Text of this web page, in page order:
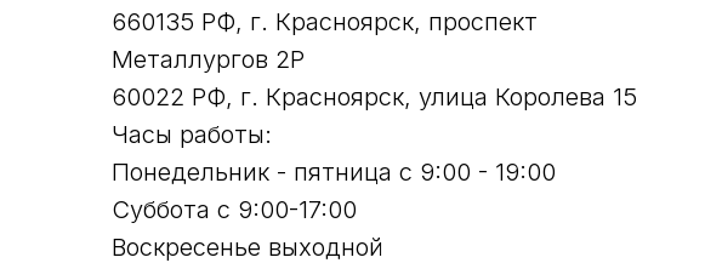
660135 РФ, г. Красноярск, проспект
Металлургов 2Р
60022 РФ, г. Красноярск, улица Королева 15
Часы работы:
Понедельник - пятница с 9:00 - 19:00
Суббота с 9:00-17:00
Воскресенье выходной